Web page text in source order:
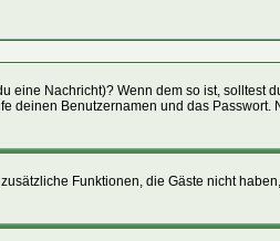
Nachricht)? Wenn dem so ist, solltest
deinen Benutzernamen und das Passwort.
Funktionen, die Gäste nicht